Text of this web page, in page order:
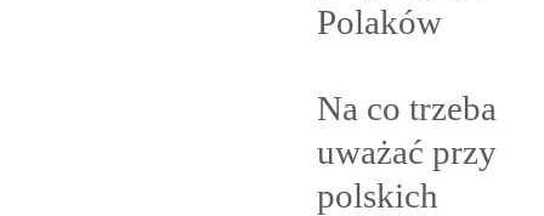
Polaków
Na co trzeba
uważać przy
polskich